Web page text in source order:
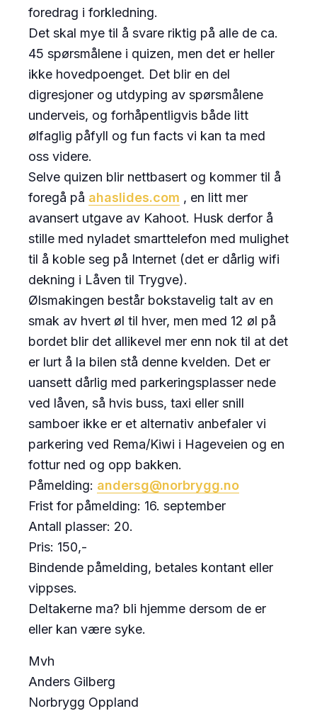
foredrag i forkledning.
Det skal mye til å svare riktig på alle de ca.
45 spørsmålene i quizen, men det er heller
ikke hovedpoenget. Det blir en del
digresjoner og utdyping av spørsmålene
underveis, og forhåpentligvis både litt
ølfaglig påfyll og fun facts vi kan ta med
oss videre.
Selve quizen blir nettbasert og kommer til å
foregå på ahaslides.com , en litt mer
avansert utgave av Kahoot. Husk derfor å
stille med nyladet smarttelefon med mulighet
til å koble seg på Internet (det er dårlig wifi
dekning i Låven til Trygve).
Ølsmakingen består bokstavelig talt av en
smak av hvert øl til hver, men med 12 øl på
bordet blir det allikevel mer enn nok til at det
er lurt å la bilen stå denne kvelden. Det er
uansett dårlig med parkeringsplasser nede
ved låven, så hvis buss, taxi eller snill
samboer ikke er et alternativ anbefaler vi
parkering ved Rema/Kiwi i Hageveien og en
fottur ned og opp bakken.
Påmelding: andersg@norbrygg.no
Frist for påmelding: 16. september
Antall plasser: 20.
Pris: 150,-
Bindende påmelding, betales kontant eller
vippses.
Deltakerne ma? bli hjemme dersom de er
eller kan være syke.
Mvh
Anders Gilberg
Norbrygg Oppland